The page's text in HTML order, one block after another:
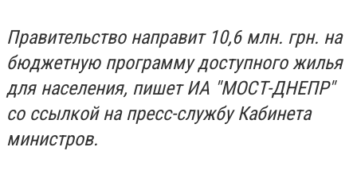
Правительство направит 10,6 млн. грн. на
бюджетную программу доступного жилья
для населения, пишет ИА "МОСТ-ДНЕПР"
со ссылкой на пресс-службу Кабинета
министров.